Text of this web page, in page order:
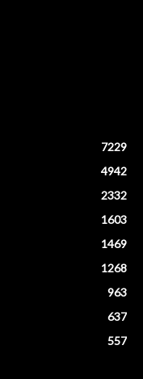
7229
4942
2332
1603
1469
1268
963
637
557